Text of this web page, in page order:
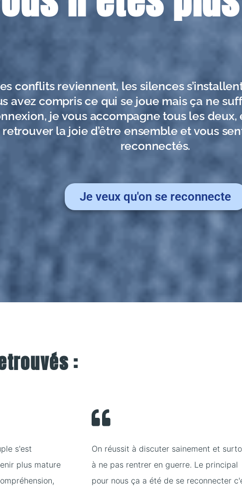
conflits reviennent, les silences
avez compris ce qui se joue mais ça ne
je vous accompagne tous les
la joie d’être ensemble et vous
reconnectés.
Je veux qu'on se reconnecte
:
s'est
plus mature
On réussit à discuter sainement et
à ne pas rentrer en guerre. Le principal
pour nous ça a été de se reconnecter